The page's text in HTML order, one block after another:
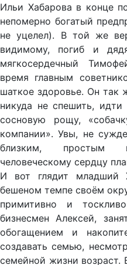
Ильи Хабарова в конце
непомерно богатый
не уцелел). В той же
видимому, погиб и
мягкосердечный
время главным
шаткое здоровье. Он так
никуда не спешить,
сосновую рощу,
компании». Увы, не
близким, простым
человеческому сердцу
И вот глядит младший
бешеном темпе своём
примитивно и
бизнесмен Алексей,
обогащением и
создавать семью,
семейной жизни возраст.